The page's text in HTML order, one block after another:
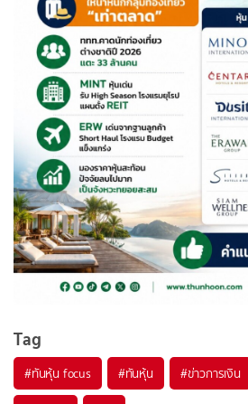
Tag
#ทันหุ้น focus #ทันหุ้น #ข่าวการเงิน